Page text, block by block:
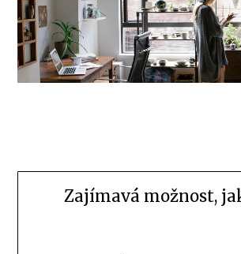
Zajímavá možnost,